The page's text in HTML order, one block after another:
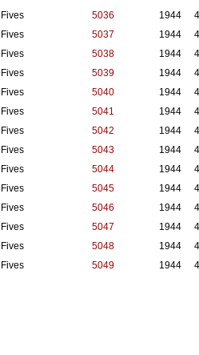
Fives
5036 1944
Fives
5037 1944
Fives
5038 1944
Fives
5039 1944
Fives
5040 1944
Fives
5041 1944
Fives
5042 1944
Fives
5043 1944
Fives
5044 1944
Fives
5045 1944
Fives
5046 1944
Fives
5047 1944
Fives
5048 1944
Fives
5049 1944